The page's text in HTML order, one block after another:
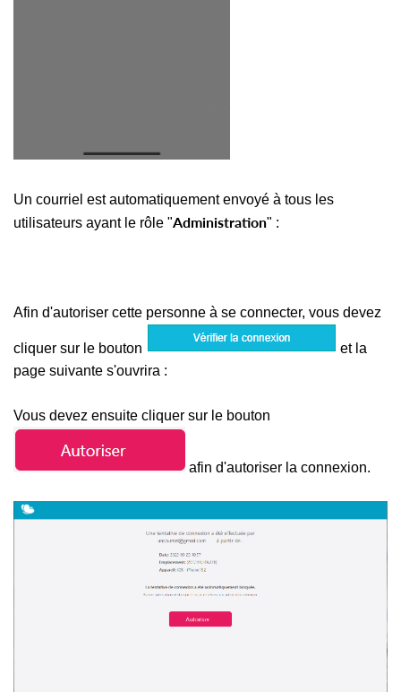
Un courriel est automatiquement envoyé à tous les
utilisateurs ayant le rôle "Administration" :
Afin d'autoriser cette personne à se connecter, vous devez
cliquer sur le bouton
et la
page suivante s'ouvrira :
Vous devez ensuite cliquer sur le bouton
afin d'autoriser la connexion.